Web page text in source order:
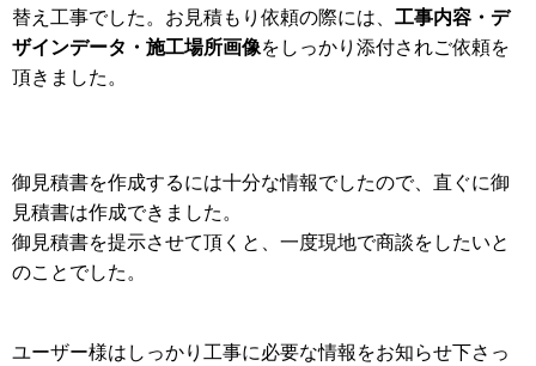
替え工事でした。お見積もり依頼の際には、 工事内容・デ
ザインデータ・施工場所画像をしっかり添付されご依頼を
頂きました。
御見積書を作成するには十分な情報でしたので、直ぐに御
見積書は作成できました。
御見積書を提示させて頂くと、一度現地で商談をしたいと
のことでした。
ユーザー様はしっかり工事に必要な情報をお知らせ下さっ